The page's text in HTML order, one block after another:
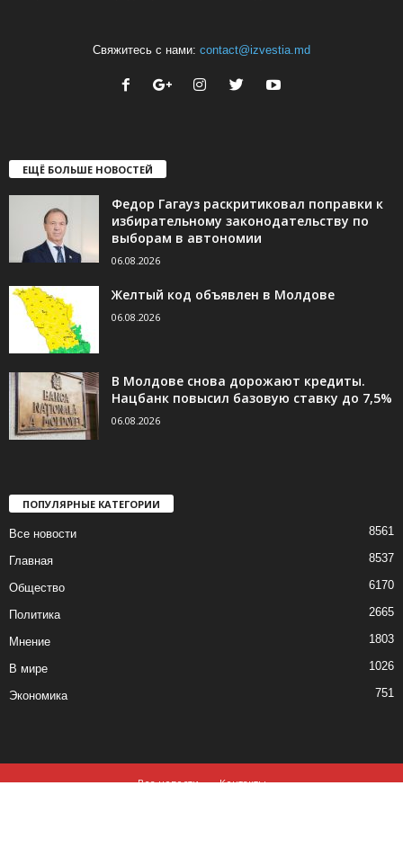
Свяжитесь с нами: contact@izvestia.md
ЕЩЁ БОЛЬШЕ НОВОСТЕЙ
Федор Гагауз раскритиковал поправки к
избирательному законодательству по
выборам в автономии
06.08.2026
Желтый код объявлен в Молдове
06.08.2026
В Молдове снова дорожают кредиты.
Нацбанк повысил базовую ставку до 7,5%
06.08.2026
ПОПУЛЯРНЫЕ КАТЕГОРИИ
Все новости 8561
Главная 8537
Общество 6170
Политика 2665
Мнение 1803
В мире 1026
Экономика 751
Все новости
Контакты